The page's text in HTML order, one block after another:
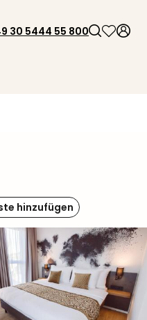
30 5444 55 800
hinzufügen